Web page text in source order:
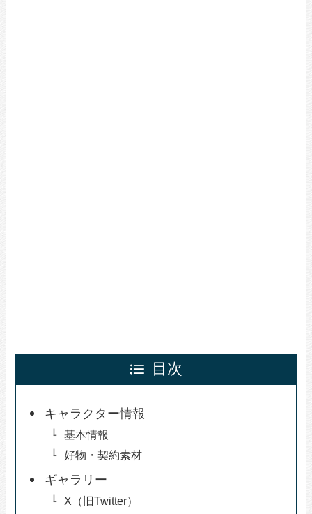
目次
キャラクター情報
基本情報
好物・契約素材
ギャラリー
X（旧Twitter）